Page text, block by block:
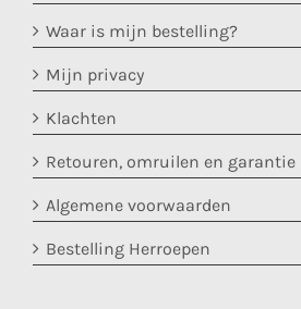
Waar is mijn bestelling?
Mijn privacy
Klachten
Retouren, omruilen en garantie
Algemene voorwaarden
Bestelling Herroepen